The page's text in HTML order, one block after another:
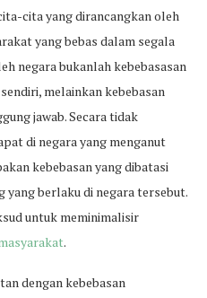
cita yang dirancangkan oleh
yang bebas dalam segala
negara bukanlah kebebasasan
melainkan kebebasan
jawab. Secara tidak
di negara yang menganut
kebebasan yang dibatasi
yang berlaku di negara tersebut.
untuk meminimalisir
.
dengan kebebasan